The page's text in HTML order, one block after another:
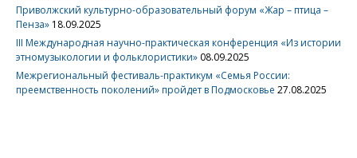
Приволжский культурно-образовательный форум «Жар – птица –
Пенза» 18.09.2025
III Международная научно-практическая конференция «Из истории
этномузыкологии и фольклористики» 08.09.2025
Межрегиональный фестиваль-практикум «Семья России:
преемственность поколений» пройдет в Подмосковье 27.08.2025